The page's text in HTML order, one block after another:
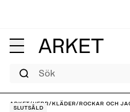
ARKET/Herr/Kläder/Rockar och
Slutsåld